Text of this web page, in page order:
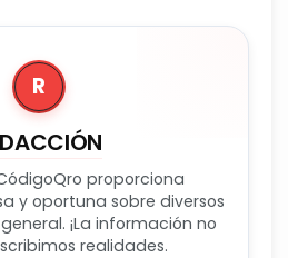
R
proporciona
y oportuna sobre diversos
¡La información no
realidades.